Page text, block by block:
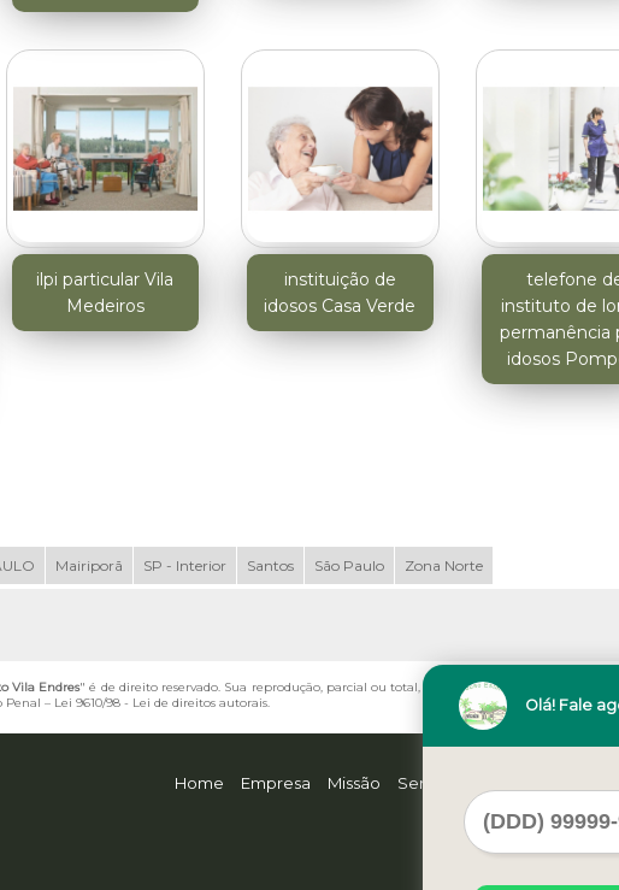
ilpi particular Vila
Medeiros
instituição de
idosos Casa Verde
telefone
instituto de
permanência
idosos
Mairiporã SP - Interior Santos São Paulo Zona Norte
Vila Endres" é de direito reservado. Sua reprodução, parcial ou total, mesmo citando nossos links, é
Penal – Lei 9610/98 - Lei de direitos autorais.
Home Empresa Missão Serviços
Olá! Fale